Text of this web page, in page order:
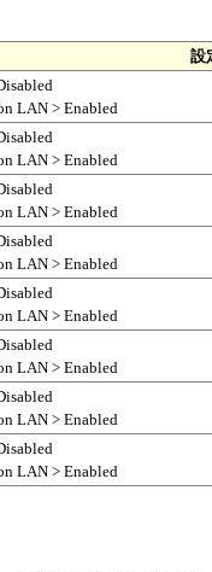
設
LAN > Enabled
LAN > Enabled
LAN > Enabled
LAN > Enabled
LAN > Enabled
LAN > Enabled
LAN > Enabled
LAN > Enabled